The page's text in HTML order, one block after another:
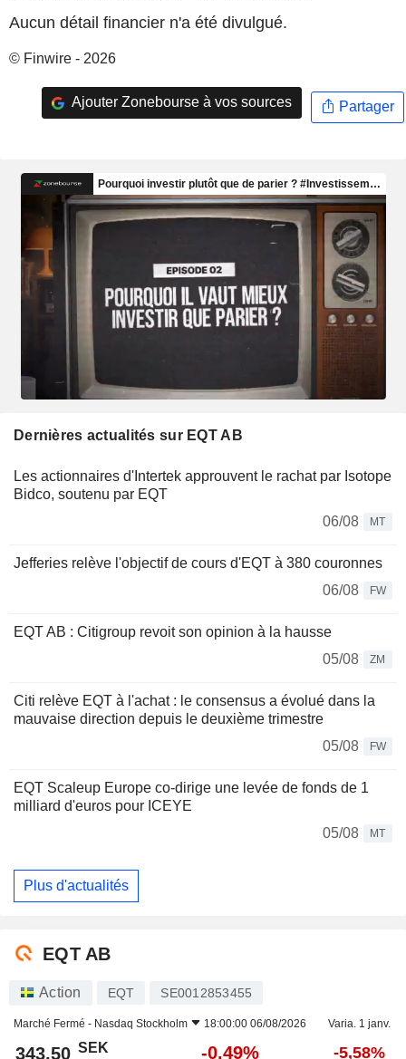
Aucun détail financier n'a été divulgué.
© Finwire - 2026
Ajouter Zonebourse à vos sources Partager
Dernières actualités sur EQT AB
Les actionnaires d'Intertek approuvent le rachat par Isotope
Bidco, soutenu par EQT
06/08
MT
Jefferies relève l'objectif de cours d'EQT à 380 couronnes
06/08
FW
EQT AB : Citigroup revoit son opinion à la hausse
05/08
ZM
Citi relève EQT à l'achat : le consensus a évolué dans la
mauvaise direction depuis le deuxième trimestre
05/08
FW
EQT Scaleup Europe co-dirige une levée de fonds de 1
milliard d'euros pour ICEYE
05/08
MT
Plus d'actualités
EQT AB
Action EQT SE0012853455
Marché Fermé - Nasdaq Stockholm 18:00:00 06/08/2026 Varia. 1 janv.
343,50 SEK -0,49% -5,58%